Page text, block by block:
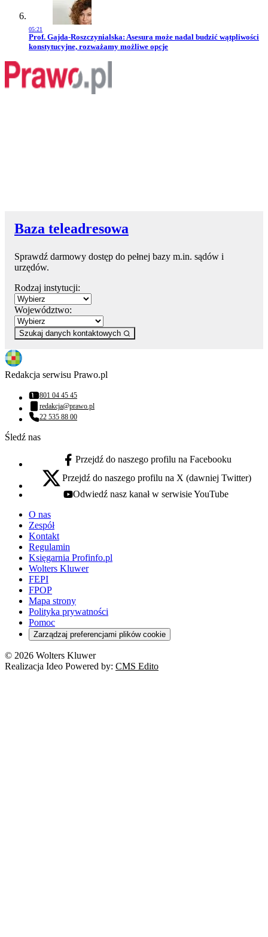
05:21
Przejdź do artykułu:
Prof. Gajda-Roszczynialska: Asesura może nadal budzić wątpliwości
konstytucyjne, rozważamy możliwe opcje
Baza teleadresowa
Sprawdź darmowy dostęp do pełnej bazy m.in. sądów i
urzędów.
Rodzaj instytucji:
Województwo:
Szukaj danych kontaktowych
Redakcja serwisu Prawo.pl
Numer telefonu:
801 04 45 45
Adres email:
redakcja@prawo.pl
Numer telefonu:
22 535 88 00
Śledź nas
facebook - otwiera się w nowej karcie
Przejdź do naszego profilu na Facebooku
x - otwiera się w nowej karcie
Przejdź do naszego profilu na X (dawniej Twitter)
youtube - otwiera się w nowej karcie
Odwiedź nasz kanał w serwisie YouTube
O nas
Zespół
Kontakt
Regulamin
Księgarnia Profinfo.pl
Wolters Kluwer
FEPI
FPOP
Mapa strony
Polityka prywatności
Pomoc
Zarządzaj preferencjami plików cookie
© 2026 Wolters Kluwer
Realizacja Ideo Powered by: CMS Edito